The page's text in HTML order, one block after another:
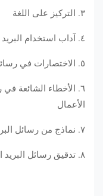
٣. التركيز على اللغة
٤. آداب استخدام البريد الإلكتروني
٥. الاختصارات في رسائل البريد الإلكتروني في مجال الأعمال
٦. الأخطاء الشائعة
الأعمال
٧. نماذج من رسائل البريد الإلكتروني في مجال الأعمال
٨. تدقيق رسائل البريد الإلكتروني في مجال الأعمال